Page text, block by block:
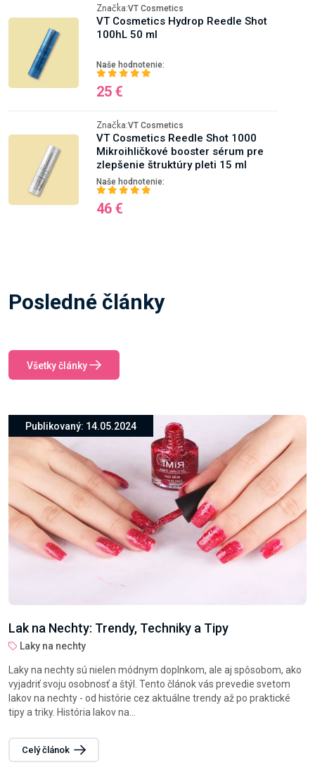
Značka:VT Cosmetics
VT Cosmetics Hydrop Reedle Shot
100hL 50 ml
Naše hodnotenie:
25 €
Značka:VT Cosmetics
VT Cosmetics Reedle Shot 1000
Mikroihličkové booster sérum pre
zlepšenie štruktúry pleti 15 ml
Naše hodnotenie:
46 €
Posledné články
Všetky články
Publikovaný: 14.05.2024
Lak na Nechty: Trendy, Techniky a Tipy
Laky na nechty
Laky na nechty sú nielen módnym doplnkom, ale aj spôsobom, ako
vyjadriť svoju osobnosť a štýl. Tento článok vás prevedie svetom
lakov na nechty - od histórie cez aktuálne trendy až po praktické
tipy a triky. História lakov na...
Celý článok